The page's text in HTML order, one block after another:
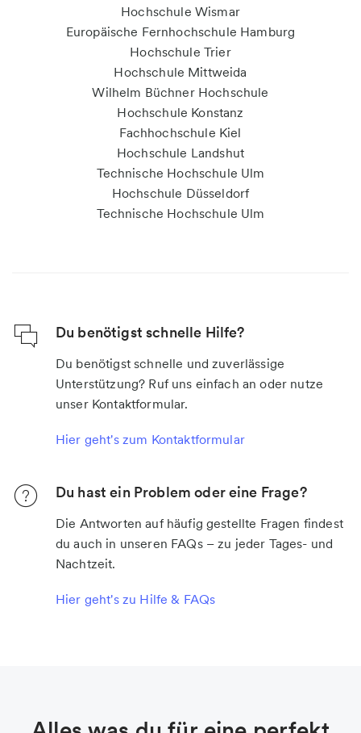
Hochschule Wismar
Europäische Fernhochschule Hamburg
Hochschule Trier
Hochschule Mittweida
Wilhelm Büchner Hochschule
Hochschule Konstanz
Fachhochschule Kiel
Hochschule Landshut
Technische Hochschule Ulm
Hochschule Düsseldorf
Technische Hochschule Ulm
Du benötigst schnelle Hilfe?
Du benötigst schnelle und zuverlässige
Unterstützung? Ruf uns einfach an oder nutze
unser Kontaktformular.
Hier geht's zum Kontaktformular
Du hast ein Problem oder eine Frage?
Die Antworten auf häufig gestellte Fragen findest
du auch in unseren FAQs – zu jeder Tages- und
Nachtzeit.
Hier geht's zu Hilfe & FAQs